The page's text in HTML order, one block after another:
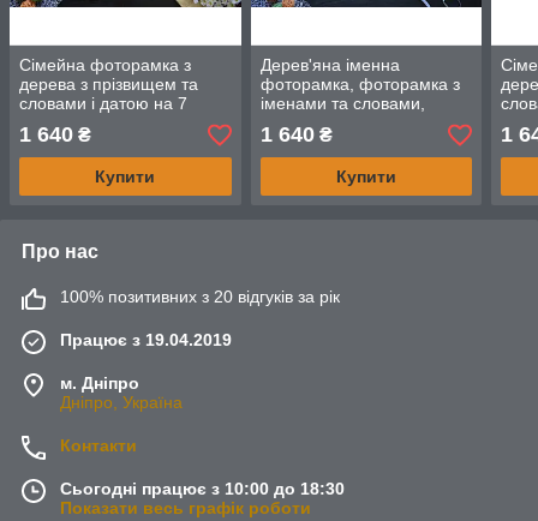
Сімейна фоторамка з
дерева з прізвищем та
словами і датою на 7
фото. Дерев'яна
фоторамка з метеликами.
1 640 ₴
Купити
Дерев'яна іменна
фоторамка, фоторамка з
іменами та словами,
фотоколаж на 7 фото
1 640₴
Купити
1
Про нас
100% позитивних з 20 відгуків за рік
Працює з 19.04.2019
м. Дніпро
Дніпро, Україна
Контакти
Сьогодні працює з 10:00 до 18:30
Показати весь графік роботи